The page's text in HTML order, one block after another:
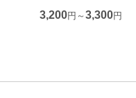
3,200円～ 3,300円